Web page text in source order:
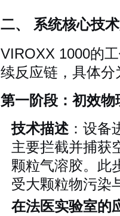
二、 系统核心技
VIROXX 1000的
续反应链，具体
第一阶段：初效
技术描述 ：设
主要拦截并捕获
颗粒气溶胶。此
受大颗粒物污染
在法医实验室的